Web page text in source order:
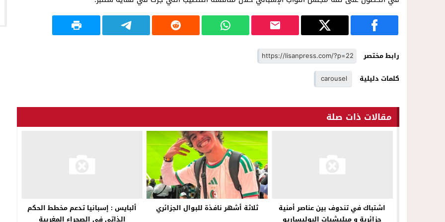
رابط مختصر
كلمات دليلية
carousel
مقالات ذات صلة
اشتباك في تندوف بين عناصر أمنية
جزائرية و ميليشيات البوليساريو
ثلاثة أشهر نافذة للبوال الجزائري
ألبايس : إسبانيا تدعم مخطط الحكم
الذاتي في الصحراء المغربية